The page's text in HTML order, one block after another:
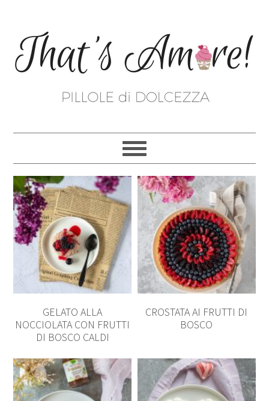
GELATO ALLA
NOCCIOLATA CON FRUTTI
DI BOSCO CALDI
CROSTATA AI FRUTTI DI
BOSCO